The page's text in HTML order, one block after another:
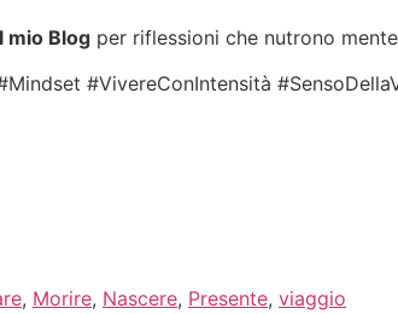
mio Blog per riflessioni che nutrono
#VivereConIntensità
, Morire, Nascere, Presente, viaggio